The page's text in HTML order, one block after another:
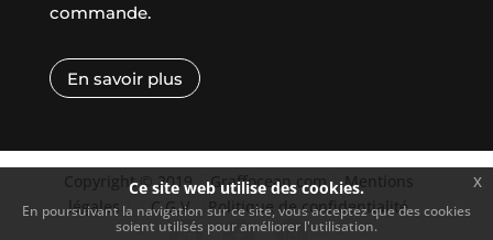
commande.
En savoir plus
Copyright © 2019| Graffocean.com | Mentions
légales | | C.G.V. |Politique de confidentialité
Ce site web utilise des cookies.
En poursuivant la navigation sur ce site, vous acceptez que des cookies
soient utilisés pour améliorer l'utilisation.
x